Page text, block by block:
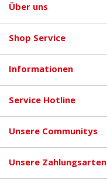
Über uns
Shop Service
Informationen
Service Hotline
Unsere Communitys
Unsere Zahlungsarten